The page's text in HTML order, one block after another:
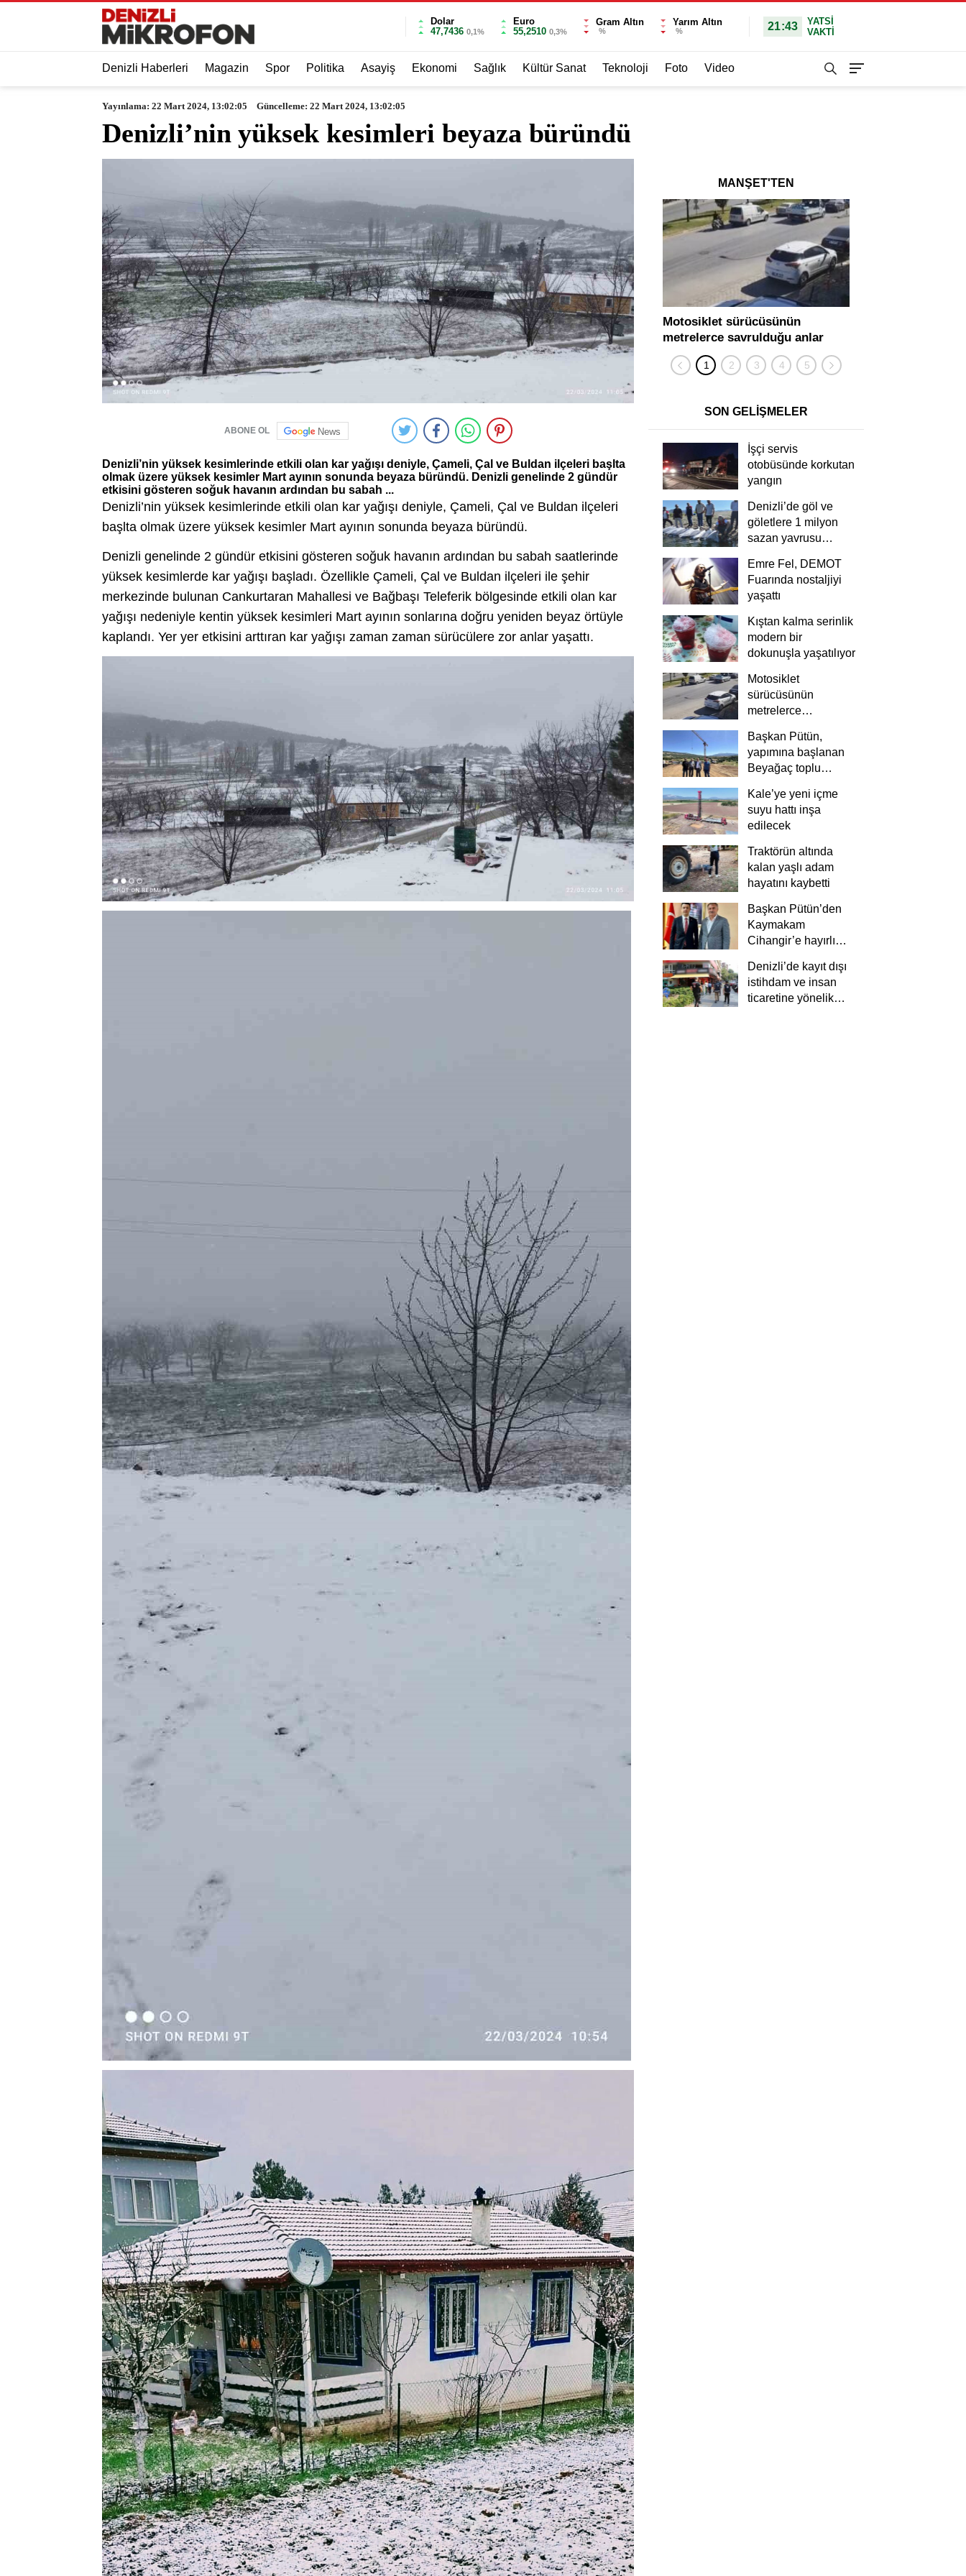
Dolar
47,7436 0,1%
Euro
55,2510 0,3%
Gram Altın
%
Yarım Altın
% 21:43
YATSI
VAKTİ
Denizli Haberleri Magazin Spor Politika Asayiş Ekonomi Sağlık Kültür Sanat Teknoloji Foto Video
Yayınlama: 22 Mart 2024, 13:02:05 Güncelleme: 22 Mart 2024, 13:02:05
Denizli’nin yüksek kesimleri beyaza büründü
ABONE OL News
Denizli’nin yüksek kesimlerinde etkili olan kar yağışı deniyle, Çameli, Çal ve Buldan ilçeleri başlta
olmak üzere yüksek kesimler Mart ayının sonunda beyaza büründü. Denizli genelinde 2 gündür
etkisini gösteren soğuk havanın ardından bu sabah ...
Denizli’nin yüksek kesimlerinde etkili olan kar yağışı deniyle, Çameli, Çal ve Buldan ilçeleri
başlta olmak üzere yüksek kesimler Mart ayının sonunda beyaza büründü.
Denizli genelinde 2 gündür etkisini gösteren soğuk havanın ardından bu sabah saatlerinde
yüksek kesimlerde kar yağışı başladı. Özellikle Çameli, Çal ve Buldan ilçeleri ile şehir
merkezinde bulunan Cankurtaran Mahallesi ve Bağbaşı Teleferik bölgesinde etkili olan kar
yağışı nedeniyle kentin yüksek kesimleri Mart ayının sonlarına doğru yeniden beyaz örtüyle
kaplandı. Yer yer etkisini arttıran kar yağışı zaman zaman sürücülere zor anlar yaşattı.
MANŞET'TEN
Motosiklet sürücüsünün
metrelerce savrulduğu anlar
güvenlik kamerasında
SON GELİŞMELER
İşçi servis
otobüsünde korkutan
yangın
Denizli’de göl ve
göletlere 1 milyon
sazan yavrusu
Emre Fel, DEMOT
Fuarında nostaljiyi
yaşattı
Kıştan kalma serinlik
modern bir
dokunuşla yaşatılıyor
Motosiklet
sürücüsünün
metrelerce
güvenlik
kamerasında
Başkan Pütün,
yapımına başlanan
Beyağaç toplu
Kale’ye yeni içme
suyu hattı inşa
edilecek
Traktörün altında
kalan yaşlı adam
hayatını kaybetti
Başkan Pütün’den
Kaymakam
Cihangir’e hayırlı
Denizli’de kayıt dışı
istihdam ve insan
ticaretine yönelik